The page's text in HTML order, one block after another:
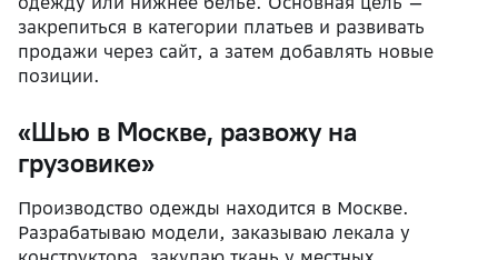
закрепиться в категории платьев и развивать
продажи через сайт, а затем добавлять новые
позиции.
«Шью в Москве, развожу на
грузовике»
Производство одежды находится в Москве.
Разрабатываю модели, заказываю лекала у